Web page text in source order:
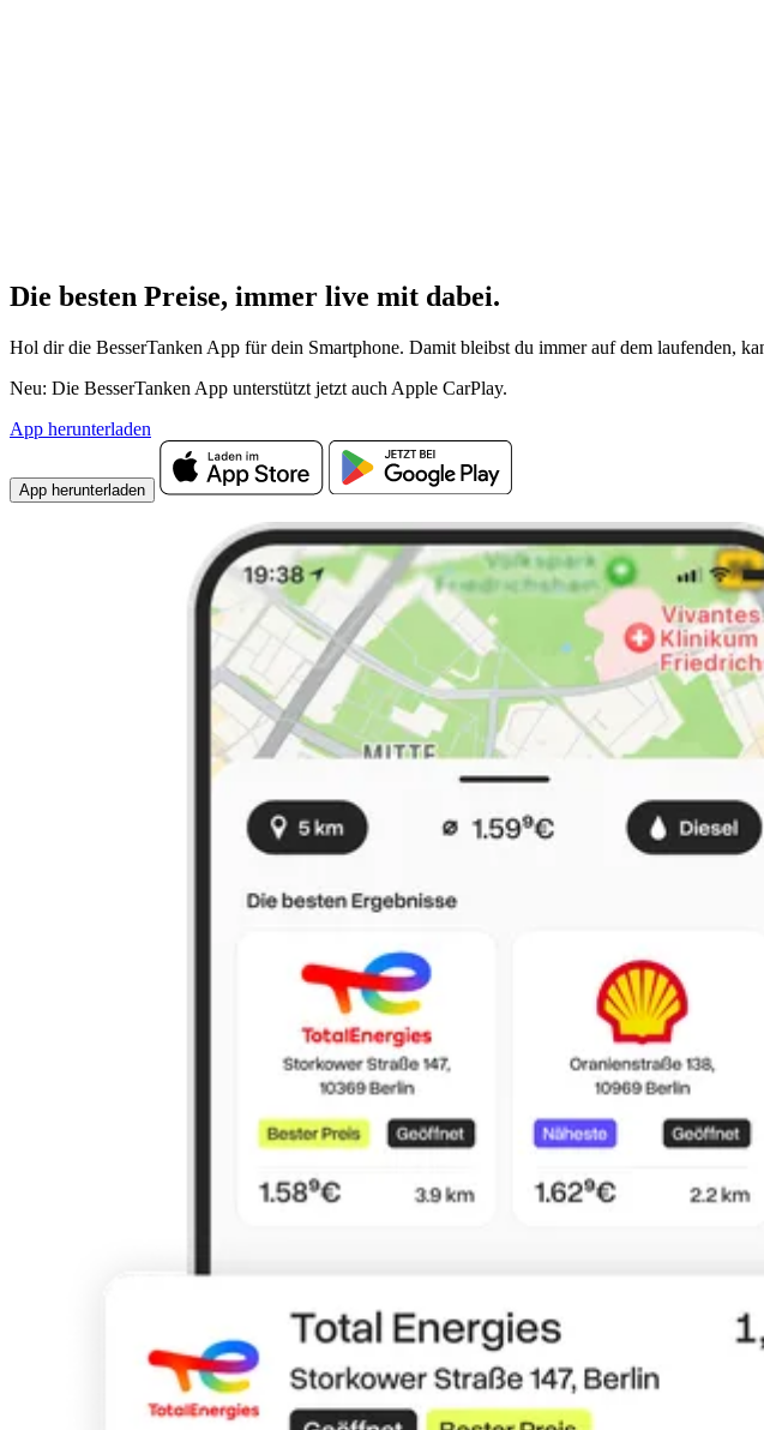
Die besten Preise, immer live mit dabei.
Hol dir die BesserTanken App für dein Smartphone. Damit bleibst du immer auf dem laufenden,
Neu: Die BesserTanken App unterstützt jetzt auch Apple CarPlay.
App herunterladen
App herunterladen